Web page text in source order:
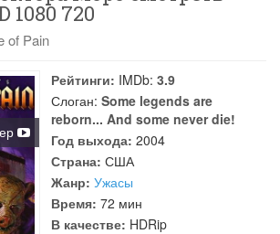
1080 720
of Pain
Рейтинги: IMDb: 3.9
Слоган: Some legends are
reborn... And some never die!
Год выхода: 2004
Страна: США
Жанр: Ужасы
Время: 72 мин
В качестве: HDRip